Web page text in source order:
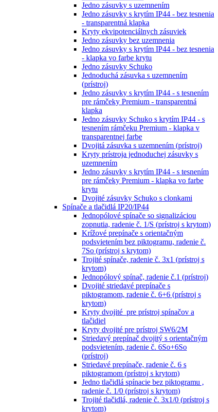
Jedno zásuvky s uzemnením
Jedno zásuvky s krytím IP44 - bez tesnenia
- transparentná klapka
Kryty ekvipotenciálnych zásuviek
Jedno zásuvky bez uzemnenia
Jedno zásuvky s krytím IP44 - bez tesnenia
- klapka vo farbe krytu
Jedno zásuvky Schuko
Jednoduchá zásuvka s uzemnením
(prístroj)
Jedno zásuvky s krytím IP44 - s tesnením
pre rámčeky Premium - transparentná
klapka
Jedno zásuvky Schuko s krytím IP44 - s
tesnením rámčeku Premium - klapka v
transparentnej farbe
Dvojitá zásuvka s uzemnením (prístroj)
Kryty prístroja jednoduchej zásuvky s
uzemnením
Jedno zásuvky s krytím IP44 - s tesnením
pre rámčeky Premium - klapka vo farbe
krytu
Dvojité zásuvky Schuko s clonkami
Spínače a tlačidlá IP20/IP44
Jednopólové spínače so signalizáciou
zopnutia, radenie č. 1/S (prístroj s krytom)
Krížové prepínače s orientačným
podsvietením bez piktogramu, radenie č.
7So (prístroj s krytom)
Trojité spínače, radenie č. 3x1 (prístroj s
krytom)
Jednopólový spínač, radenie č.1 (prístroj)
Dvojité striedavé prepínače s
piktogramom, radenie č. 6+6 (prístroj s
krytom)
Kryty dvojité pre prístroj spínačov a
tlačidiel
Kryty dvojité pre prístroj SW6/2M
Striedavý prepínač dvojitý s orientačným
podsvietením, radenie č. 6So+6So
(prístroj)
Striedavé prepínače, radenie č. 6 s
piktogramom (prístroj s krytom)
Jedno tlačidlá spínacie bez piktogramu ,
radenie č. 1/0 (prístroj s krytom)
Trojité tlačidlá, radenie č. 3x1/0 (prístroj s
krytom)